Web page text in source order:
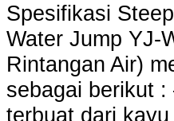
Spesifikasi
Water Jump YJ-
Rintangan Air)
sebagai berikut
terbuat dari